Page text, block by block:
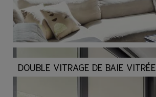
DOUBLE VITRAGE DE BAIE VITRÉE